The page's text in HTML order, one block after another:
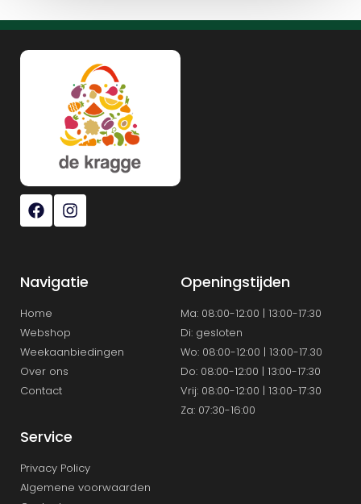
Navigatie
Home
Webshop
Weekaanbiedingen
Over ons
Contact
Openingstijden
Ma: 08:00-12:00 | 13:00-17:30
Di: gesloten
Wo: 08:00-12:00 | 13:00-17.30
Do: 08:00-12:00 | 13:00-17:30
Vrij: 08:00-12:00 | 13:00-17:30
Za: 07:30-16:00
Service
Privacy Policy
Algemene voorwaarden